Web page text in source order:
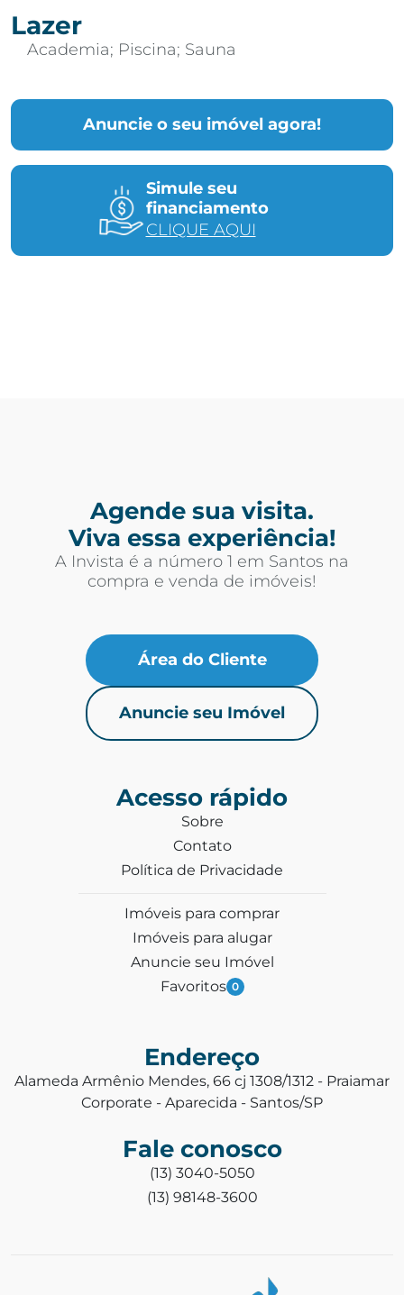
Anuncie o seu imóvel agora!
Simule seu
financiamento
CLIQUE AQUI
Lazer
Academia; Piscina; Sauna
Agende sua visita.
Viva essa experiência!
A Invista é a número 1 em Santos na
compra e venda de imóveis!
Área do Cliente
Anuncie seu Imóvel
Acesso rápido
Sobre
Contato
Política de Privacidade
Imóveis para comprar
Imóveis para alugar
Anuncie seu Imóvel
Favoritos 0
Endereço
Alameda Armênio Mendes, 66 cj 1308/1312 - Praiamar
Corporate - Aparecida - Santos/SP
Fale conosco
(13) 3040-5050
(13) 98148-3600